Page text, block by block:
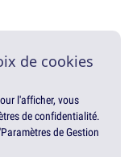
de cookies
l'afficher, vous
de confidentialité.
de Gestion